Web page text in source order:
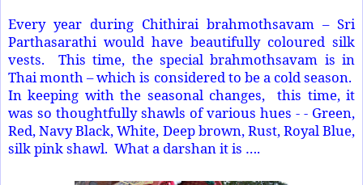
Every year during Chithirai brahmothsavam – Sri
Parthasarathi would have beautifully coloured silk
vests. This time, the special brahmothsavam is in
Thai month – which is considered to be a cold season.
In keeping with the seasonal changes, this time, it
was so thoughtfully shawls of various hues - - Green,
Red, Navy Black, White, Deep brown, Rust, Royal Blue,
silk pink shawl. What a darshan it is ….